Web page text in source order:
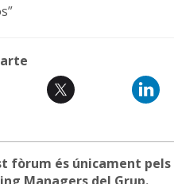
fòrum és únicament pels